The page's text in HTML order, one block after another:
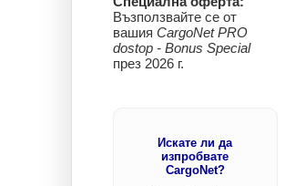
Възползвайте се от
вашия CargoNet PRO
dostop - Bonus Special
през 2026 г.
Искате ли да
изпробвате
CargoNet?